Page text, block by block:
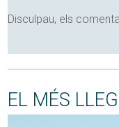
Disculpau, els
EL MÉS